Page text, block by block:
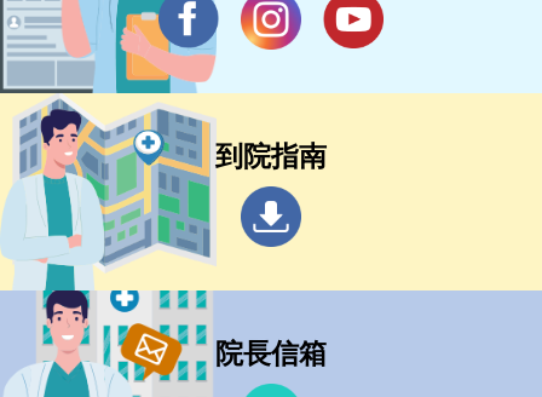
到院指南
院長信箱